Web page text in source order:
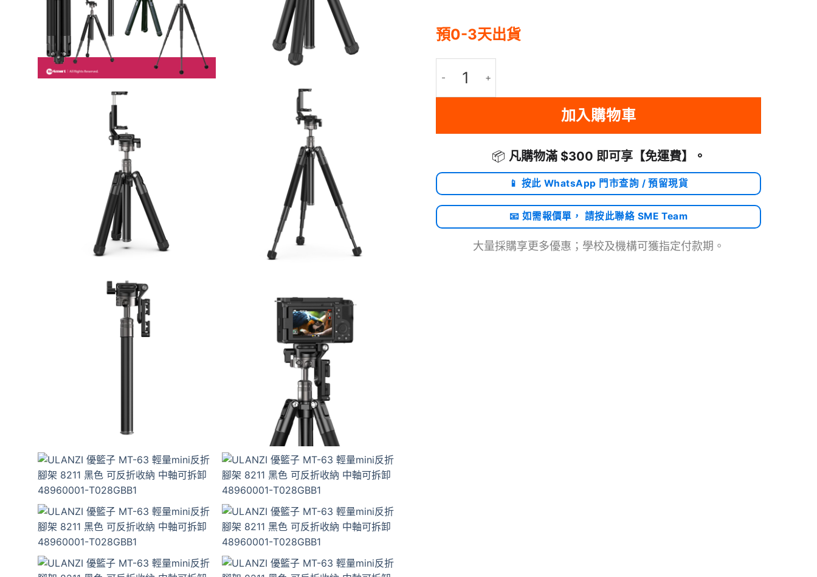
預0-3天出貨
加入購物車
📦 凡購物滿 $300 即可享【免運費】 。
📱 按此 WhatsApp 門市查詢 / 預留現貨
📧 如需報價單， 請按此聯絡 SME Team
大量採購享更多優惠；學校及機構可獲指定付款期。